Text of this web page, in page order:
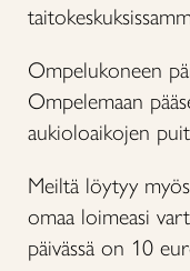
Ompelukoneen
Ompelemaan
aukioloaikojen
Meiltä löytyy
omaa loimeasi
päivässä on 10